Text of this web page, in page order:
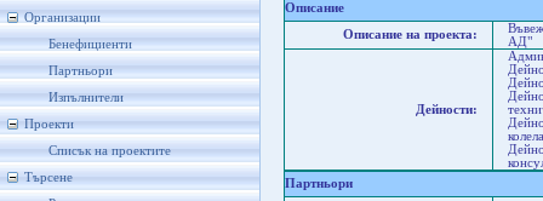
Организации
Бенефициенти
Партньори
Изпълнители
Проекти
Списък на проектите
Търсене
Описание
Описание на проекта:
АД"
Дейности:
колела
Партньори